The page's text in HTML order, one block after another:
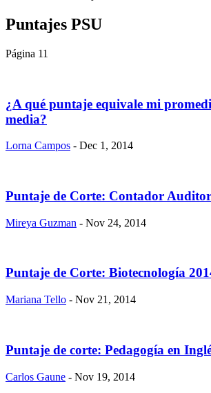
Puntajes PSU
Página 11
¿A qué puntaje equivale mi
media?
Lorna Campos - Dec 1, 2014
Puntaje de Corte: Contador Auditor
Mireya Guzman - Nov 24, 2014
Puntaje de Corte: Biotecnología
Mariana Tello - Nov 21, 2014
Puntaje de corte: Pedagogía en
Carlos Gaune - Nov 19, 2014